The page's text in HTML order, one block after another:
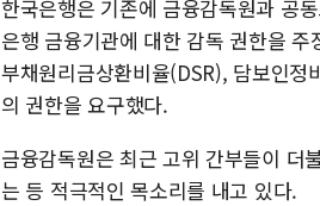
한국은행은 기존에 금융감독원과 공
은행 금융기관에 대한 감독 권한을
부채원리금상환비율(DSR), 담보인
의 권한을 요구했다.
금융감독원은 최근 고위 간부들이 더
는 등 적극적인 목소리를 내고 있다.